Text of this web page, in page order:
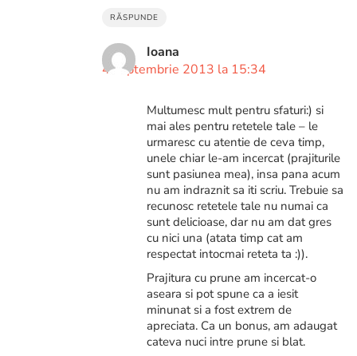
RĂSPUNDE
Ioana
4 septembrie 2013 la 15:34
Multumesc mult pentru sfaturi:) si
mai ales pentru retetele tale – le
urmaresc cu atentie de ceva timp,
unele chiar le-am incercat (prajiturile
sunt pasiunea mea), insa pana acum
nu am indraznit sa iti scriu. Trebuie sa
recunosc retetele tale nu numai ca
sunt delicioase, dar nu am dat gres
cu nici una (atata timp cat am
respectat intocmai reteta ta :)).
Prajitura cu prune am incercat-o
aseara si pot spune ca a iesit
minunat si a fost extrem de
apreciata. Ca un bonus, am adaugat
cateva nuci intre prune si blat.